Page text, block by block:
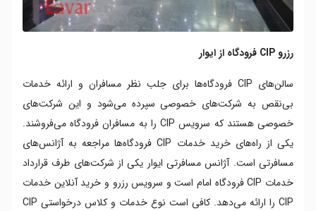
رزرو CIP فرودگاه از ایوار
سالن‌های ‌CIP فرودگاه‌ها برای جلب نظر مسافران و ارائه خدمات
بی‌نقص به شرکت‌های خصوصی سپرده می‌شود و این شرکت‌های
خصوصی هستند که سرویس CIP را به مسافران فرودگاه می‌فروشند.
یکی از راه‌های خرید خدمات CIP فرودگاه‌ها مراجعه به آژانس‌های
مسافرتی است. آژانس مسافرتی ایوار یکی از شرکت‌های طرف قرارداد
خدمات CIP فرودگاه امام است و سرویس رزرو و خرید آنلاین خدمات
CIP را ارائه می‌دهد. کافی است نوع خدمات و کلاس درخواستی CIP